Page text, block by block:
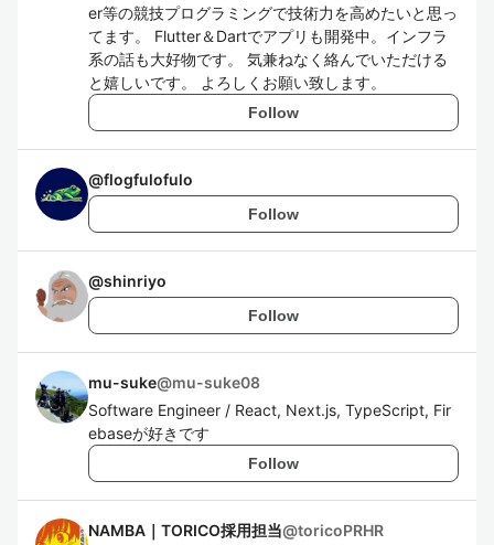
er等の競技プログラミングで技術力を高めたいと思っ
てます。 Flutter＆Dartでアプリも開発中。インフラ
系の話も大好物です。 気兼ねなく絡んでいただける
と嬉しいです。 よろしくお願い致します。
Follow
@flogfulofulo
Follow
@shinriyo
Follow
mu-suke@mu-suke08
Software Engineer / React, Next.js, TypeScript, Fir
ebaseが好きです
Follow
NAMBA｜TORICO採用担当@toricoPRHR